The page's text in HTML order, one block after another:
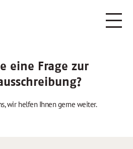
eine Frage zur
wir helfen Ihnen gerne weiter.